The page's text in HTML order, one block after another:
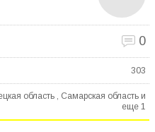
0
303
область , Самарская область и
еще 1